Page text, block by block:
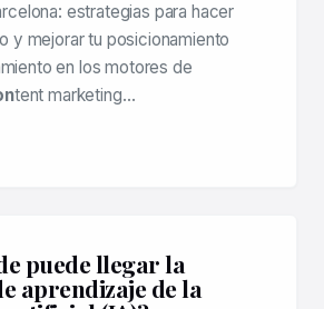
estrategias para hacer
y mejorar tu posicionamiento
en los motores de
tent marketing…
puede llegar la
aprendizaje de la